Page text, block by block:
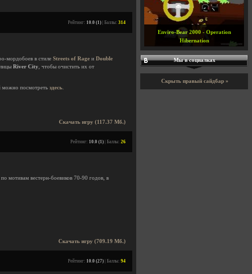
Рейтинг: 10.0 (1) | Баллы: 314
мордобоев в стиле Streets of Rage и Double
River City , чтобы очистить их от
можно посмотреть здесь
Скачать игру (117.37 Мб.)
Рейтинг: 10.0 (1) | Баллы: 26
мотивам вестерн-боевиков 70-90 годов, в
Скачать игру (709.19 Мб.)
Рейтинг: 10.0 (27) | Баллы: 94
Enviro-Bear 2000 - Operation
Hibernation
Мы в социалках
Скрыть правый сайдбар »